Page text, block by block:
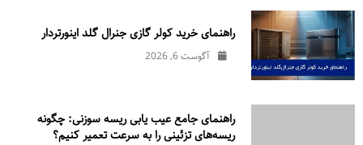
راهنمای خرید کولر گازی جنرال‌ گلد اینورتر‌دار
آگوست 6, 2026
راهنمای جامع عیب یابی ریسه سوزنی: چگونه
ریسه‌های تزئینی را به سرعت تعمیر کنیم؟